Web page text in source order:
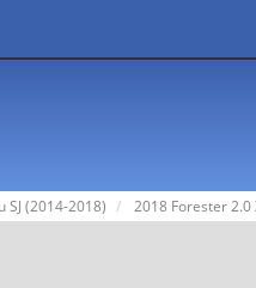
SJ (2014-2018) 2018 Forester 2.0